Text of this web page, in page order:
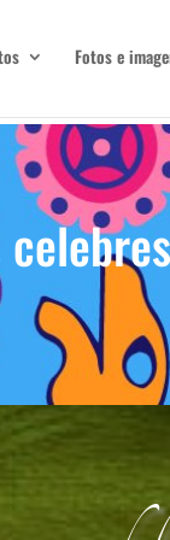
Fotos e
celebres